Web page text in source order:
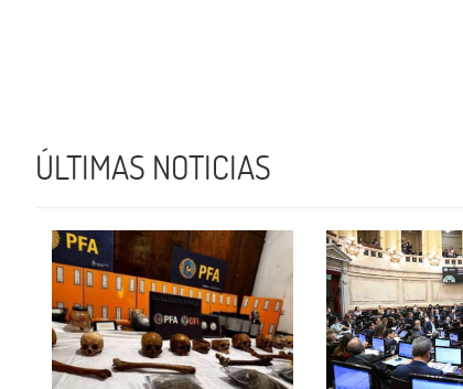
ÚLTIMAS NOTICIAS